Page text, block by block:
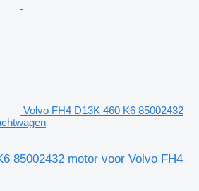
Volvo FH4 D13K 460 K6 85002432
85002432 motor voor Volvo FH4